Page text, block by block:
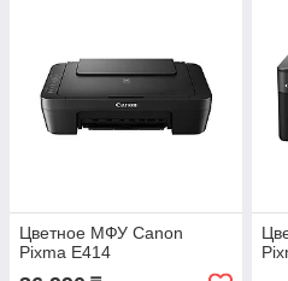
Цветное МФУ Canon
Pixma E414